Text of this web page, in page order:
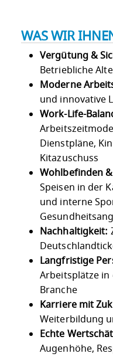
WAS WIR
Vergütung &
Betriebliche
Moderne
und innovative
Work-Life-
Dienstpläne,
Kitazuschuss
Wohlbefinden
Speisen in der
und interne
Nachhaltigkeit:
Langfristige
Arbeitsplätze
Branche
Karriere mit
Weiterbildung
Echte
Augenhöhe,